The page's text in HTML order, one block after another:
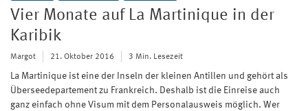
Vier Monate auf La Martinique in der
Karibik
Margot 21. Oktober 2016 3 Min. Lesezeit
La Martinique ist eine der Inseln der kleinen Antillen und gehört als
Überseedepartement zu Frankreich. Deshalb ist die Einreise auch
ganz einfach ohne Visum mit dem Personalausweis möglich. Wer